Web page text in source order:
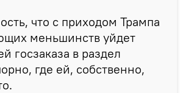
что с приходом Трампа
меньшинств уйдет
госзаказа в раздел
где ей, собственно,